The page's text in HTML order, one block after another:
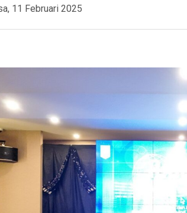
11 Februari 2025